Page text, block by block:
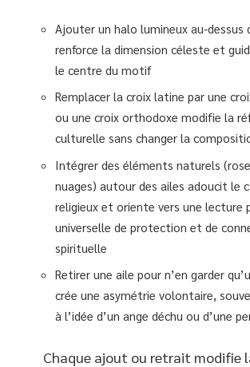
Ajouter un halo lumineux au-dessus
renforce la dimension céleste et
le centre du motif
Remplacer la croix latine par une
ou une croix orthodoxe modifie la
culturelle sans changer la
Intégrer des éléments naturels
nuages) autour des ailes adoucit le
religieux et oriente vers une lecture
universelle de protection et de
spirituelle
Retirer une aile pour n’en garder
crée une asymétrie volontaire,
à l’idée d’un ange déchu ou d’une
Chaque ajout ou retrait modifie